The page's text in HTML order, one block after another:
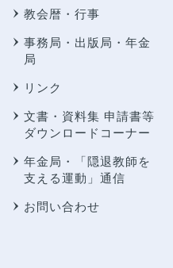
教会暦・行事
事務局・出版局・年金
局
リンク
文書・資料集 申請書等
ダウンロードコーナー
年金局・
「隠退教師を
支える運動」通信
お問い合わせ